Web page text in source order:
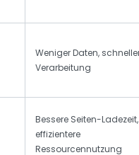
Weniger Daten,
Verarbeitung
Bessere Seiten-Ladezeit,
effizientere
Ressourcennutzung